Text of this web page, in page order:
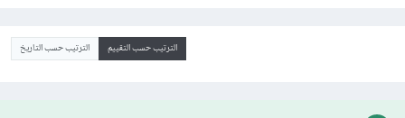
الترتيب حسب التقييم الترتيب حسب التاريخ